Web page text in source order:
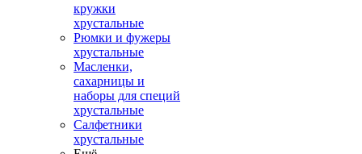
кружки
хрустальные
Рюмки и фужеры
хрустальные
Масленки,
сахарницы и
наборы для специй
хрустальные
Салфетники
хрустальные